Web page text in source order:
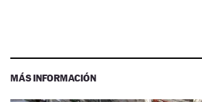
MÁS INFORMACIÓN